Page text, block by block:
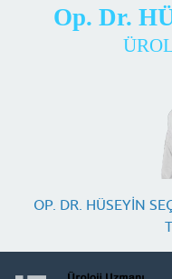
Op. Dr.
OP. DR. HÜSEYİN